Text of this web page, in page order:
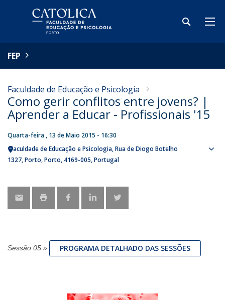
FEP
Faculdade de Educação e Psicologia
Como gerir conflitos entre jovens? |
Aprender a Educar - Profissionais '15
Quarta-feira , 13 de Maio 2015 - 16:30
Faculdade de Educação e Psicologia Rua de Diogo Botelho
1327 Porto Porto 4169-005 Portugal
Sessão 05 » PROGRAMA DETALHADO DAS SESSÕES